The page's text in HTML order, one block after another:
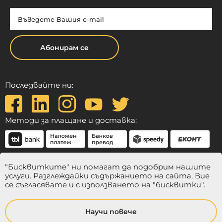
Абонирам се
Последвайте ни:
Методи за плащане и доставка:
"Бисквитките" ни помагат да подобрим нашите
услуги. Разглеждайки съдържанието на сайта, Вие
се съгласявате и с използването на "бисквитки".
Научи повече